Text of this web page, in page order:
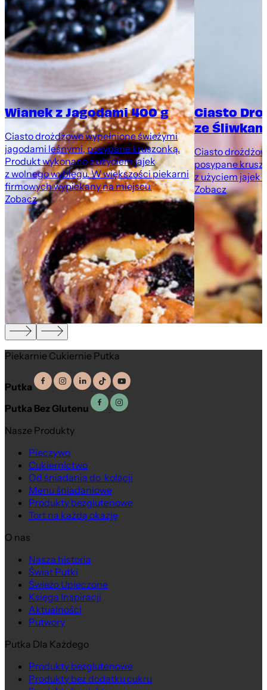
Wianek z Jagodami 400 g
Ciasto drożdżowe wypełnione świeżymi
jagodami leśnymi, posypane kruszonką.
Produkt wykonano z użyciem jajek
z wolnego wybiegu. W większości piekarni
firmowych wypiekany na miejscu.
Zobacz
Ciasto
ze
Ciasto
posypane
z użyciem jajek
Zobacz
Piekarnie Cukiernie Putka
Putka
Putka Bez Glutenu
Nasze Produkty
Pieczywo
Cukiernictwo
Od śniadania do kolacji
Menu śniadaniowe
Produkty bezglutenowe
Tort na każdą okazję
O nas
Nasza historia
Świat Putki
Świeżo Upieczone
Księga Inspiracji
Aktualności
Putwory
Putka Dla Każdego
Produkty bezglutenowe
Produkty bez dodatku cukru